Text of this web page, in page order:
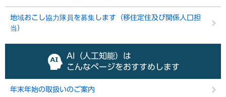
地域おこし協力隊員を募集します（移住定住及び関係人口担
当）
AI（人工知能）は
こんなページをおすすめします
年末年始の取扱いのご案内